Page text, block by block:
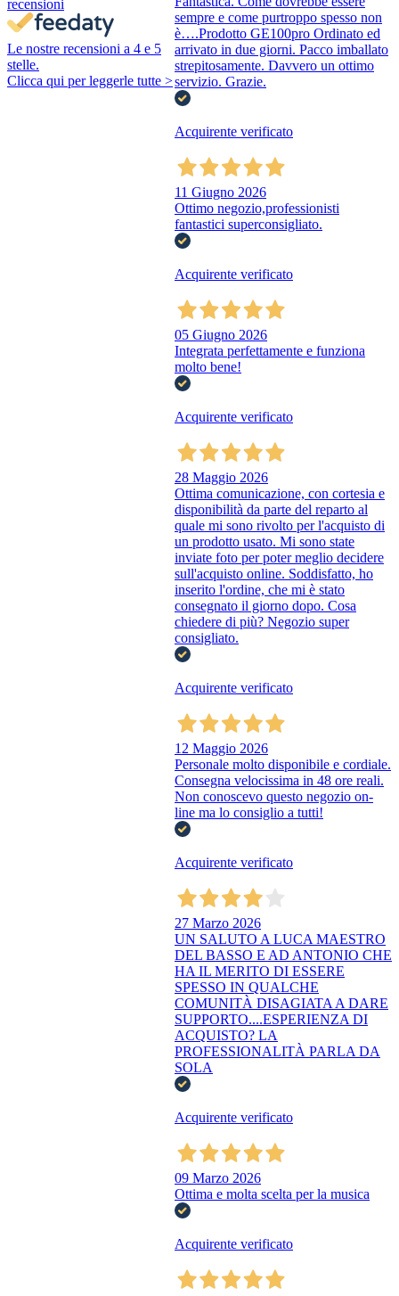
recensioni
Le nostre recensioni a 4 e 5
stelle.
Clicca qui per leggerle tutte >
sempre e come purtroppo spesso non
è….Prodotto GE100pro Ordinato ed
arrivato in due giorni. Pacco imballato
strepitosamente. Davvero un ottimo
servizio. Grazie.
Acquirente verificato
11 Giugno 2026
Ottimo negozio,professionisti
fantastici superconsigliato.
Acquirente verificato
05 Giugno 2026
Integrata perfettamente e funziona
molto bene!
Acquirente verificato
28 Maggio 2026
Ottima comunicazione, con cortesia e
disponibilità da parte del reparto al
quale mi sono rivolto per l'acquisto di
un prodotto usato. Mi sono state
inviate foto per poter meglio decidere
sull'acquisto online. Soddisfatto, ho
inserito l'ordine, che mi è stato
consegnato il giorno dopo. Cosa
chiedere di più? Negozio super
consigliato.
Acquirente verificato
12 Maggio 2026
Personale molto disponibile e cordiale.
Consegna velocissima in 48 ore reali.
Non conoscevo questo negozio on-
line ma lo consiglio a tutti!
Acquirente verificato
27 Marzo 2026
UN SALUTO A LUCA MAESTRO
DEL BASSO E AD ANTONIO CHE
HA IL MERITO DI ESSERE
SPESSO IN QUALCHE
COMUNITÀ DISAGIATA A DARE
SUPPORTO....ESPERIENZA DI
ACQUISTO? LA
PROFESSIONALITÀ PARLA DA
SOLA
Acquirente verificato
09 Marzo 2026
Ottima e molta scelta per la musica
Acquirente verificato